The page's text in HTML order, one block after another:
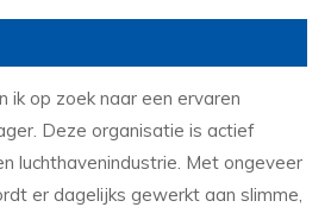
ik op zoek naar een ervaren
Deze organisatie is actief
luchthavenindustrie. Met ongeveer
er dagelijks gewerkt aan slimme,